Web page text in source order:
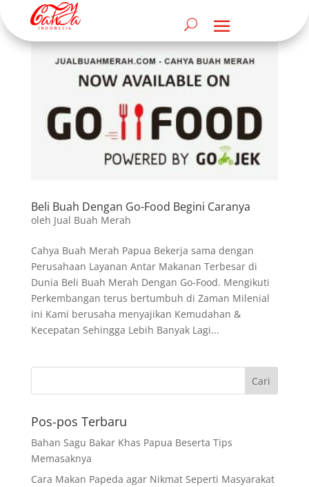
Beli Buah Dengan Go-Food Begini Caranya
oleh Jual Buah Merah
Cahya Buah Merah Papua Bekerja sama dengan
Perusahaan Layanan Antar Makanan Terbesar di
Dunia Beli Buah Merah Dengan Go-Food. Mengikuti
Perkembangan terus bertumbuh di Zaman Milenial
ini Kami berusaha menyajikan Kemudahan &
Kecepatan Sehingga Lebih Banyak Lagi...
Pos-pos Terbaru
Bahan Sagu Bakar Khas Papua Beserta Tips
Memasaknya
Cara Makan Papeda agar Nikmat Seperti Masyarakat